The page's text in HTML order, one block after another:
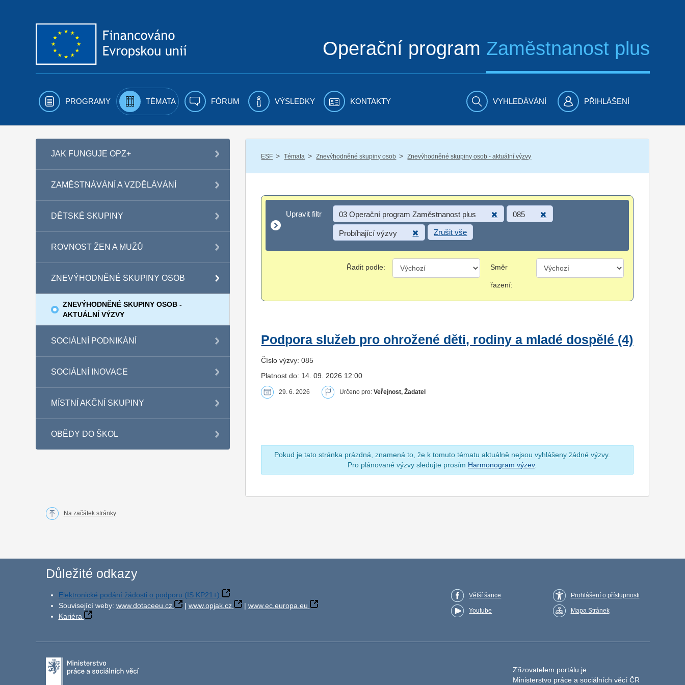
Operační program Zaměstnanost plus
PROGRAMY TÉMATA FÓRUM VÝSLEDKY KONTAKTY VYHLEDÁVÁNÍ PŘIHLÁŠENÍ
JAK FUNGUJE OPZ+
ZAMĚSTNÁVÁNÍ A VZDĚLÁVÁNÍ
DĚTSKÉ SKUPINY
ROVNOST ŽEN A MUŽŮ
ZNEVÝHODNĚNÉ SKUPINY OSOB
ZNEVÝHODNĚNÉ SKUPINY OSOB -
AKTUÁLNÍ VÝZVY
SOCIÁLNÍ PODNIKÁNÍ
SOCIÁLNÍ INOVACE
MÍSTNÍ AKČNÍ SKUPINY
OBĚDY DO ŠKOL
ESF / Témata / Znevýhodněné skupiny osob / Znevýhodněné skupiny osob - aktuální výzvy
Upravit filtr
Upravit filtr 03 Operační program Zaměstnanost plus 085
Probíhající výzvy Zrušit vše
Řadit podle: Směr
řazení:
Podpora služeb pro ohrožené děti, rodiny a mladé dospělé (4)
Číslo výzvy: 085
Platnost do: 14. 09. 2026 12:00
29. 6. 2026 Určeno pro:Veřejnost, Žadatel
Pokud je tato stránka prázdná, znamená to, že k tomuto tématu aktuálně nejsou vyhlášeny žádné výzvy.
Pro plánované výzvy sledujte prosím Harmonogram výzev.
Na začátek stránky
Důležité odkazy
Elektronické podání žádosti o podporu (IS KP21+)
Související weby: www.dotaceeu.cz | www.opjak.cz | www.ec.europa.eu
Kariéra
Větší šance
Youtube
Prohlášení o přístupnosti
Mapa Stránek
Zřizovatelem portálu je
Ministerstvo práce a sociálních věcí ČR